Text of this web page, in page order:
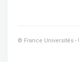
© France Universités -